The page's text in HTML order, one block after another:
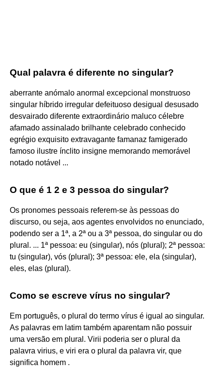
Qual palavra é diferente no singular?
aberrante anómalo anormal excepcional monstruoso
singular híbrido irregular defeituoso desigual desusado
desvairado diferente extraordinário maluco célebre
afamado assinalado brilhante celebrado conhecido
egrégio exquisito extravagante famanaz famigerado
famoso ilustre ínclito insigne memorando memorável
notado notável ...
O que é 1 2 e 3 pessoa do singular?
Os pronomes pessoais referem-se às pessoas do
discurso, ou seja, aos agentes envolvidos no enunciado,
podendo ser a 1ª, a 2ª ou a 3ª pessoa, do singular ou do
plural. ... 1ª pessoa: eu (singular), nós (plural); 2ª pessoa:
tu (singular), vós (plural); 3ª pessoa: ele, ela (singular),
eles, elas (plural).
Como se escreve vírus no singular?
Em português, o plural do termo vírus é igual ao singular.
As palavras em latim também aparentam não possuir
uma versão em plural. Virii poderia ser o plural da
palavra virius, e viri era o plural da palavra vir, que
significa homem .